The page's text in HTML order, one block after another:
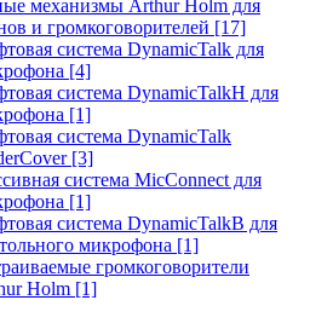
механизмы Arthur Holm для
и громкоговорителей [17]
система DynamicTalk для
[4]
система DynamicTalkH для
[1]
система DynamicTalk
[3]
система MicConnect для
[1]
система DynamicTalkB для
микрофона [1]
громкоговорители
Holm [1]